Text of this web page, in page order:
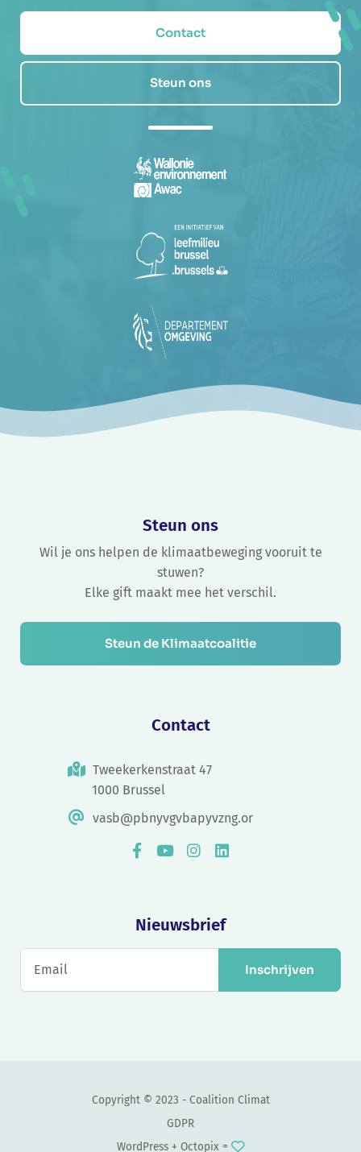
Contact
Steun ons
Steun ons
Wil je ons helpen de klimaatbeweging vooruit te
stuwen?
Elke gift maakt mee het verschil.
Steun de Klimaatcoalitie
Contact
Tweekerkenstraat 47
1000 Brussel
vasb@pbnyvgvbapyvzng.or
Nieuwsbrief
Inschrijven
Copyright © 2023 - Coalition Climat
GDPR
WordPress + Octopix =